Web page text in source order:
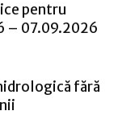
pentru
– 07.09.2026
fără